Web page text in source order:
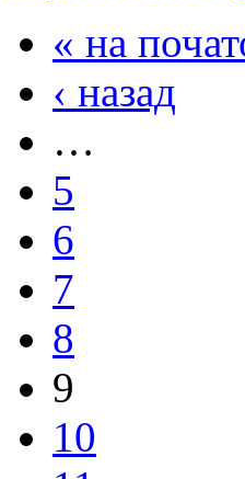
« на
‹ назад
…
5
6
7
8
9
10